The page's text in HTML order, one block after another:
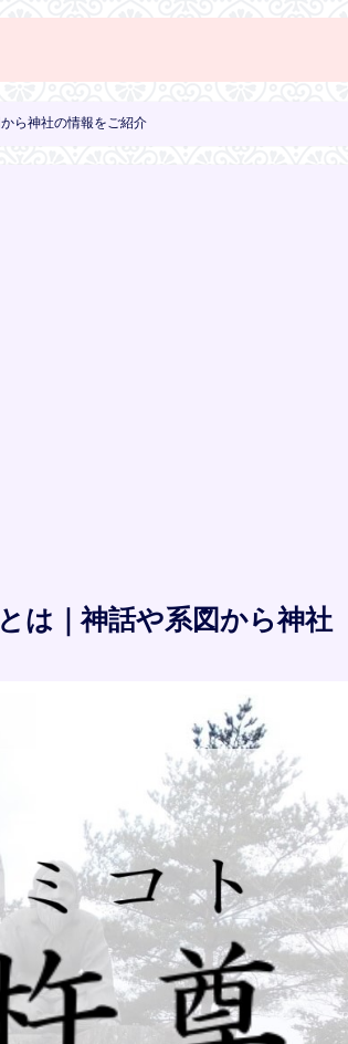
ら神社の情報をご紹介
は｜神話や系図から神社